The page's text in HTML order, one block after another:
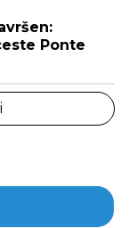
Ponte